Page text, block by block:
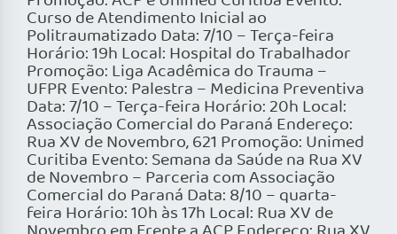
Curso de Atendimento Inicial ao
Politraumatizado Data: 7/10 – Terça-feira
Horário: 19h Local: Hospital do Trabalhador
Promoção: Liga Acadêmica do Trauma –
UFPR Evento: Palestra – Medicina Preventiva
Data: 7/10 – Terça-feira Horário: 20h Local:
Associação Comercial do Paraná Endereço:
Rua XV de Novembro, 621 Promoção: Unimed
Curitiba Evento: Semana da Saúde na Rua XV
de Novembro – Parceria com Associação
Comercial do Paraná Data: 8/10 – quarta-
feira Horário: 10h às 17h Local: Rua XV de